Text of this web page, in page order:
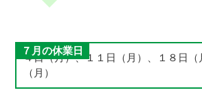
７月の休業日
４日（月）、１１日（月）、１８日（
（月）